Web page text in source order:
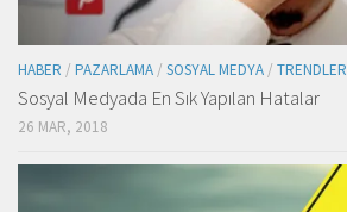
HABER / PAZARLAMA / SOSYAL MEDYA / TRENDLER
Sosyal Medyada En Sık Yapılan Hatalar
26 MAR, 2018